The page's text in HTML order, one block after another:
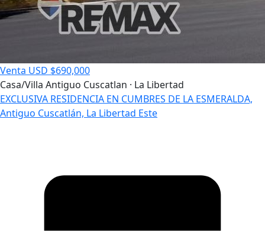
Venta USD $690,000
Casa/Villa Antiguo Cuscatlan · La Libertad
EXCLUSIVA RESIDENCIA EN CUMBRES DE LA ESMERALDA,
Antiguo Cuscatlán, La Libertad Este